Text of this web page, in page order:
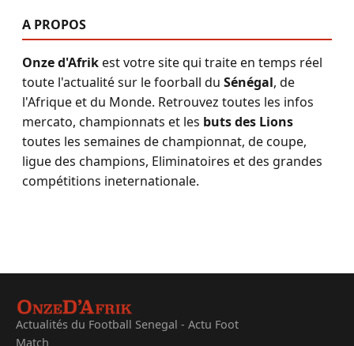
A PROPOS
Onze d'Afrikest votre site qui traite en temps réel
toute l'actualité sur le foorball du Sénégal, de
l'Afrique et du Monde. Retrouvez toutes les infos
mercato, championnats et les buts des Lions
toutes les semaines de championnat, de coupe,
ligue des champions, Eliminatoires et des grandes
compétitions ineternationale.
Actualités du Football Senegal - Actu Foot
Match